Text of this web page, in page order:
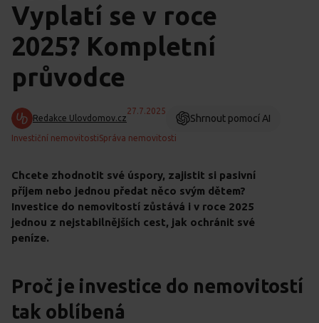
Vyplatí se v roce
2025? Kompletní
průvodce
Redakce Ulovdomov.cz
27.7.2025
Shrnout pomocí AI
Investiční nemovitostiSpráva nemovitosti
Chcete zhodnotit své úspory, zajistit si pasivní
příjem nebo jednou předat něco svým dětem?
Investice do nemovitostí zůstává i v roce 2025
jednou z nejstabilnějších cest, jak ochránit své
peníze.
Proč je investice do nemovitostí
tak oblíbená